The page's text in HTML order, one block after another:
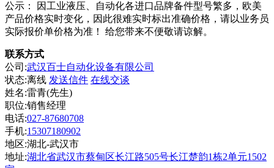
公示： 因工业液压、自动化各进口品牌备件型号繁多，欧美
产品价格实时变化，因此很难实时标出准确价格，请以业务员
实际报价单价格为准！ 给您带来不便敬请谅解。
联系方式
公司:武汉百士自动化设备有限公司
状态:离线 发送信件 在线交谈
姓名:雷青(先生)
职位:销售经理
电话:027-87680708
手机:15307180902
地区:湖北-武汉市
地址:湖北省武汉市蔡甸区长江路505号长江楚韵1栋2单元1502